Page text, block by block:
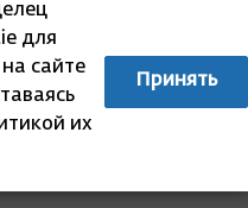
для
сайте
их
Принять